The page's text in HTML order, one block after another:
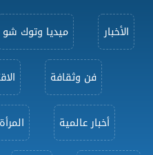
الأخبار ميديا وتوك شو
فن وثقافة
أخبار عالمية